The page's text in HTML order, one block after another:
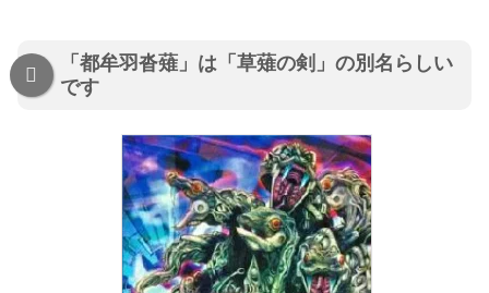
「都牟羽沓薙」は「草薙の剣」の別名らしい
です